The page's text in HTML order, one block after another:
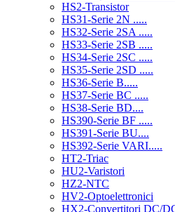
HS2-Transistor
HS31-Serie 2N .....
HS32-Serie 2SA .....
HS33-Serie 2SB .....
HS34-Serie 2SC .....
HS35-Serie 2SD .....
HS36-Serie B.....
HS37-Serie BC .....
HS38-Serie BD....
HS390-Serie BF .....
HS391-Serie BU....
HS392-Serie VARI.....
HT2-Triac
HU2-Varistori
HZ2-NTC
HV2-Optoelettronici
HX2-Convertitori DC/